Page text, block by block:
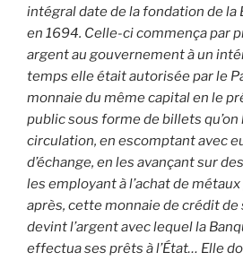
intégral date de la fondation de la
en 1694. Celle-ci commença par
argent au gouvernement à un
temps elle était autorisée par le
monnaie du même capital en le
public sous forme de billets
circulation, en escomptant avec
d’échange, en les avançant sur
les employant à l’achat de
après, cette monnaie de crédit
devint l’argent avec lequel la
effectua ses prêts à l’État… Elle